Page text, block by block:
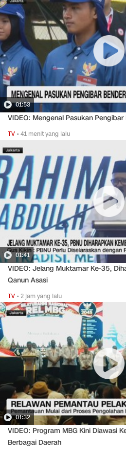
01:53
VIDEO: Mengenal Pasukan
TV •41 menit yang lalu
01:41
VIDEO: Jelang Muktamar Ke-35,
Qanun Asasi
TV •2 jam yang lalu
01:32
VIDEO: Program MBG Kini Diawasi
Berbagai Daerah